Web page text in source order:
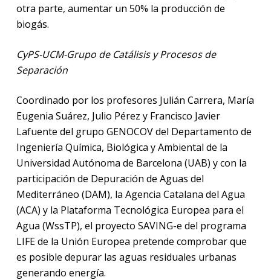
otra parte, aumentar un 50% la producción de
biogás.
CyPS-UCM-Grupo de Catálisis y Procesos de
Separación
Coordinado por los profesores Julián Carrera, María
Eugenia Suárez, Julio Pérez y Francisco Javier
Lafuente del grupo GENOCOV del Departamento de
Ingeniería Química, Biológica y Ambiental de la
Universidad Autónoma de Barcelona (UAB) y con la
participación de Depuración de Aguas del
Mediterráneo (DAM), la Agencia Catalana del Agua
(ACA) y la Plataforma Tecnológica Europea para el
Agua (WssTP), el proyecto SAVING-e del programa
LIFE de la Unión Europea pretende comprobar que
es posible depurar las aguas residuales urbanas
generando energía.